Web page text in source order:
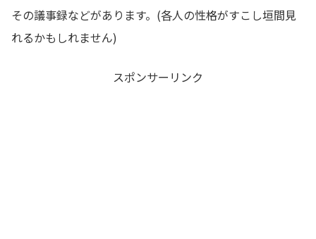
その議事録などがあります。(各人の性格がすこし垣間見
れるかもしれません)
スポンサーリンク